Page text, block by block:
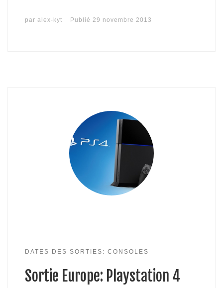
paralex-kyt Publié 29 novembre 2013
DATES DES SORTIES: CONSOLES
Sortie Europe: Playstation 4